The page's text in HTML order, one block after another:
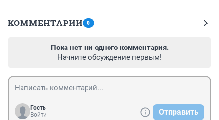
КОММЕНТАРИИ 0
Пока нет ни одного комментария.
Начните обсуждение первым!
Гость
Войти
Отправить